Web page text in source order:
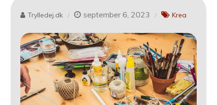
Trylledej.dk september 6, 2023 Krea